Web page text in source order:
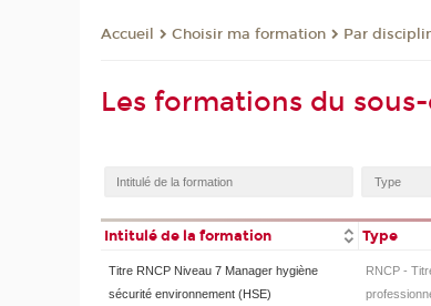
Accueil Choisir ma formation Par
Les formations du
Intitulé de la formation Type
Titre RNCP Niveau 7 Manager hygiène
sécurité environnement (HSE)
RNCP -